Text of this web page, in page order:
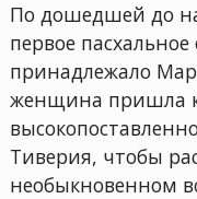
По дошедшей до
первое
принадлежало
женщина пришла
Тиверия, чтобы
необыкновенном